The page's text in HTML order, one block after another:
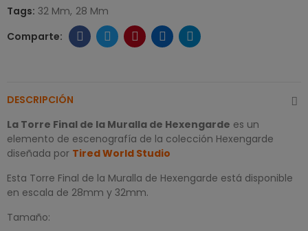
Tags: 32 Mm 28 Mm
DESCRIPCIÓN
La Torre Final de la Muralla de Hexengarde es un
elemento de escenografía de la colección Hexengarde
diseñada por Tired World Studio
Esta Torre Final de la Muralla de Hexengarde está disponible
en escala de 28mm y 32mm.
Tamaño: